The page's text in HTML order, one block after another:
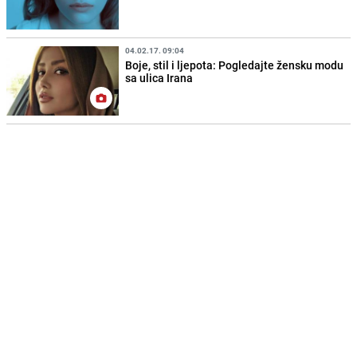
04.02.17. 09:04
Boje, stil i ljepota: Pogledajte žensku modu
sa ulica Irana